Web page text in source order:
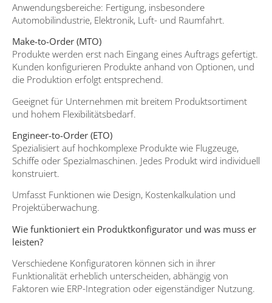
Anwendungsbereiche: Fertigung, insbesondere
Automobilindustrie, Elektronik, Luft- und Raumfahrt.
Make-to-Order (MTO)
Produkte werden erst nach Eingang eines Auftrags gefertigt.
Kunden konfigurieren Produkte anhand von Optionen, und
die Produktion erfolgt entsprechend.
Geeignet für Unternehmen mit breitem Produktsortiment
und hohem Flexibilitätsbedarf.
Engineer-to-Order (ETO)
Spezialisiert auf hochkomplexe Produkte wie Flugzeuge,
Schiffe oder Spezialmaschinen. Jedes Produkt wird individuell
konstruiert.
Umfasst Funktionen wie Design, Kostenkalkulation und
Projektüberwachung.
Wie funktioniert ein Produktkonfigurator und was muss er
leisten?
Verschiedene Konfiguratoren können sich in ihrer
Funktionalität erheblich unterscheiden, abhängig von
Faktoren wie ERP-Integration oder eigenständiger Nutzung.